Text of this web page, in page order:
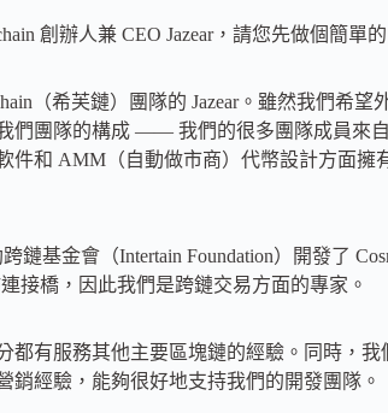
創辦人兼 CEO Jazear，請您先做個簡單的
（希芙鏈）團隊的 Jazear。雖然我們希望
們團隊的構成 —— 我們的很多團隊成員來自
件和 AMM（自動做市商）代幣設計方面擁
鏈基金會（Intertain Foundation）開發了
接橋，因此我們是跨鏈交易方面的專家。
都有服務其他主要區塊鏈的經驗。同時，我
經驗，能夠很好地支持我們的開發團隊。